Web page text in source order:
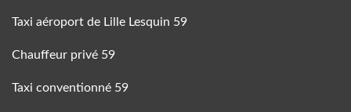
Taxi aéroport de Lille Lesquin 59
Chauffeur privé 59
Taxi conventionné 59